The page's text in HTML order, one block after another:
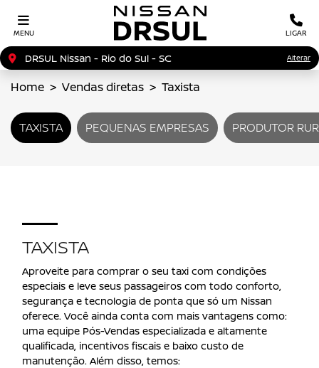
MENU LIGAR
DRSUL Nissan - Rio do Sul - SC Alterar
Home Vendas diretas Taxista
PEQUENAS EMPRESAS PRODUTOR
TAXISTA
TAXISTA
Aproveite para comprar o seu taxi com condições
especiais e leve seus passageiros com todo conforto,
segurança e tecnologia de ponta que só um Nissan
oferece. Você ainda conta com mais vantagens como:
uma equipe Pós-Vendas especializada e altamente
qualificada, incentivos fiscais e baixo custo de
manutenção. Além disso, temos: